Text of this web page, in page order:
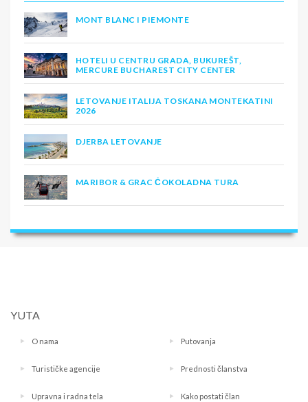
MONT BLANC I PIEMONTE
HOTELI U CENTRU GRADA, BUKUREŠT,
MERCURE BUCHAREST CITY CENTER
LETOVANJE ITALIJA TOSKANA MONTEKATINI
2026
DJERBA LETOVANJE
MARIBOR & GRAC ČOKOLADNA TURA
YUTA
O nama Putovanja
Turističke agencije Prednosti članstva
Upravna i radna tela Kako postati član